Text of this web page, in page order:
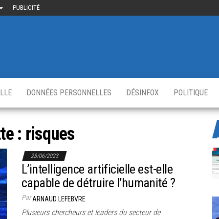
PUBLICITÉ
DONNÉES PERSONNELLES DÉSINFOX POLITIQUE
: risques
23/06/2023
L’intelligence artificielle est-elle
capable de détruire l’humanité ?
ParARNAUD LEFEBVRE
Plusieurs chercheurs et leaders du secteur de